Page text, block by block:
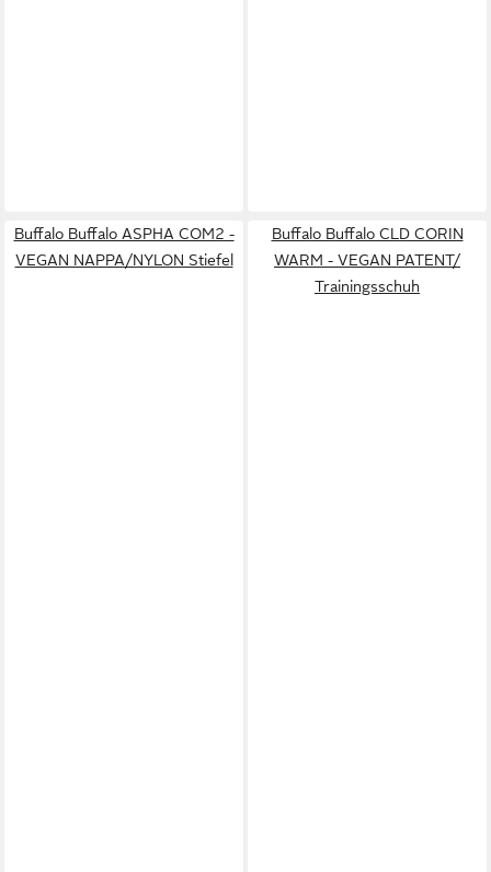
Buffalo Buffalo ASPHA COM2 -
VEGAN NAPPA/NYLON Stiefel
Buffalo Buffalo CLD CORIN
WARM - VEGAN PATENT/
Trainingsschuh